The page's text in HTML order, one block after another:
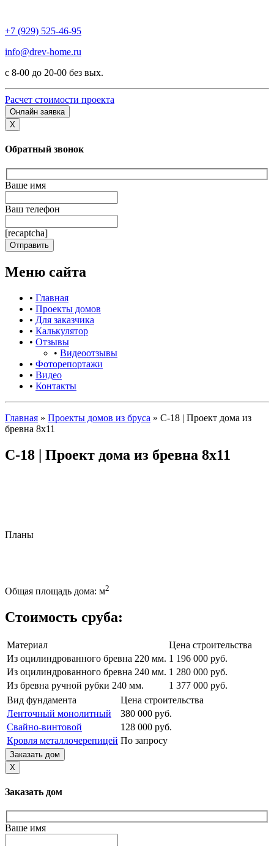
+7 (929) 525-46-95
info@drev-home.ru
с 8-00 до 20-00 без вых.
Расчет стоимости проекта
Онлайн заявка
X
Обратный звонок
Ваше имя
Ваш телефон
[recaptcha]
Меню сайта
• Главная
• Проекты домов
• Для заказчика
• Калькулятор
• Отзывы
• Видеоотзывы
• Фоторепортажи
• Видео
• Контакты
Главная » Проекты домов из бруса » С-18 | Проект дома из
бревна 8х11
С-18 | Проект дома из бревна 8х11
Планы
Общая площадь дома: м2
Стоимость сруба:
Материал
Цена строительства
Из оцилиндрованного бревна 220 мм. 1 196 000 руб.
Из оцилиндрованного бревна 240 мм. 1 280 000 руб.
Из бревна ручной рубки 240 мм.
1 377 000 руб.
Вид фундамента
Цена строительства
Ленточный монолитный
380 000 руб.
Свайно-винтовой
128 000 руб.
Кровля металлочерепицей По запросу
Заказать дом
X
Заказать дом
Ваше имя